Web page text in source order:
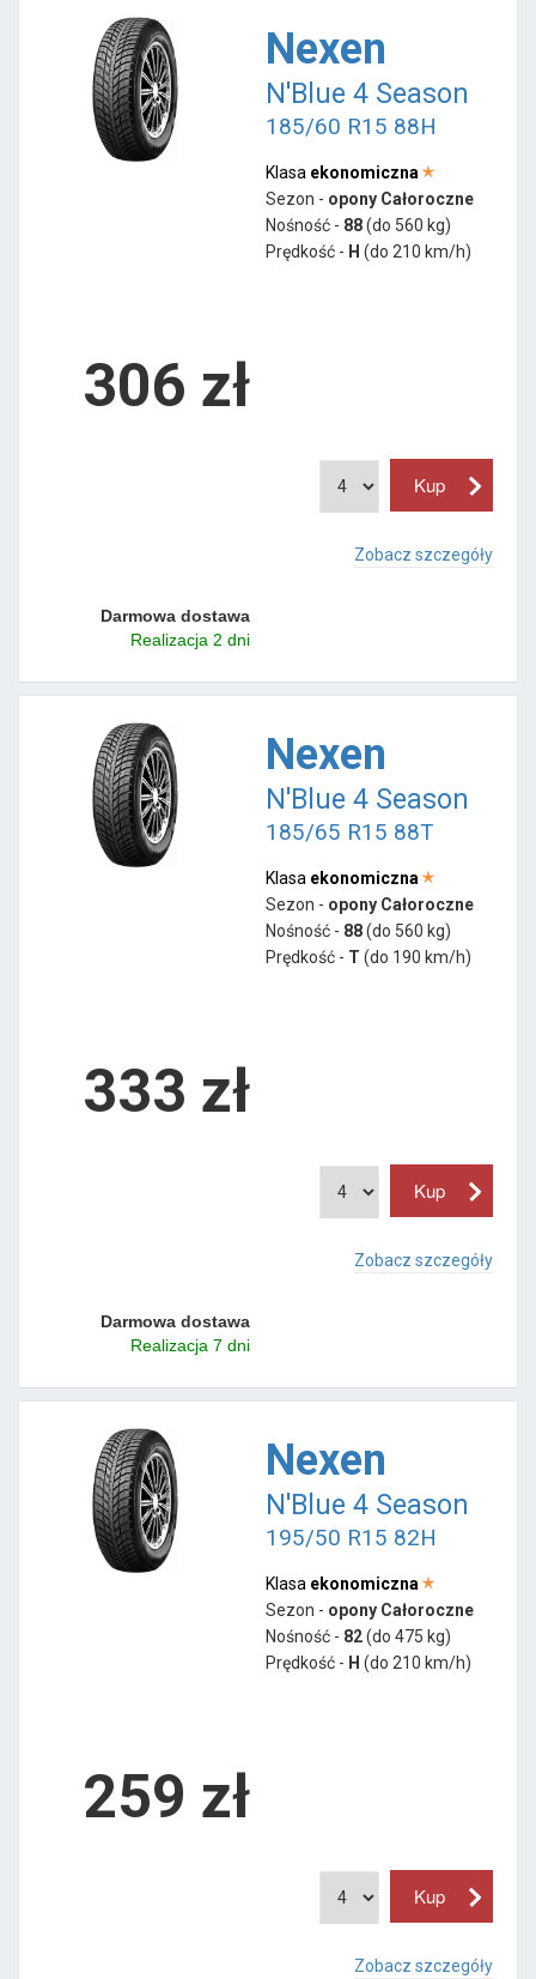
Nexen
N'Blue 4 Season
185/60 R15 88H
Klasa ekonomiczna
Sezon - opony Całoroczne
Nośność - 88(do 560 kg)
Prędkość - H (do 210 km/h)
306 zł
Zobacz szczegóły
Darmowa dostawa
Realizacja 2 dni
Nexen
N'Blue 4 Season
185/65 R15 88T
Klasa ekonomiczna
Sezon - opony Całoroczne
Nośność - 88(do 560 kg)
Prędkość - T (do 190 km/h)
333 zł
Zobacz szczegóły
Darmowa dostawa
Realizacja 7 dni
Nexen
N'Blue 4 Season
195/50 R15 82H
Klasa ekonomiczna
Sezon - opony Całoroczne
Nośność - 82(do 475 kg)
Prędkość - H (do 210 km/h)
259 zł
Zobacz szczegóły